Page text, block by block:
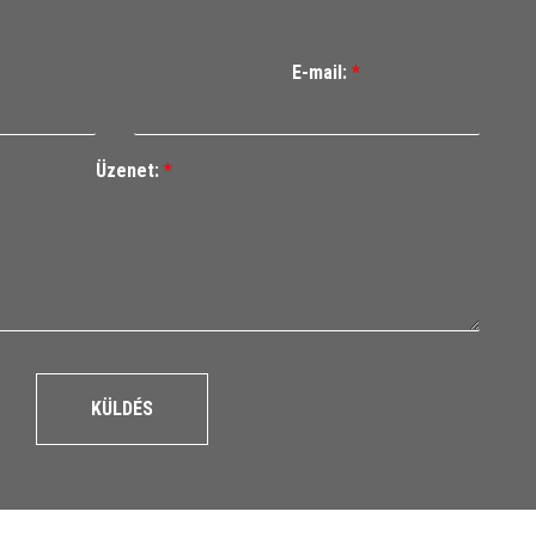
E-mail: *
Üzenet: *
KÜLDÉS